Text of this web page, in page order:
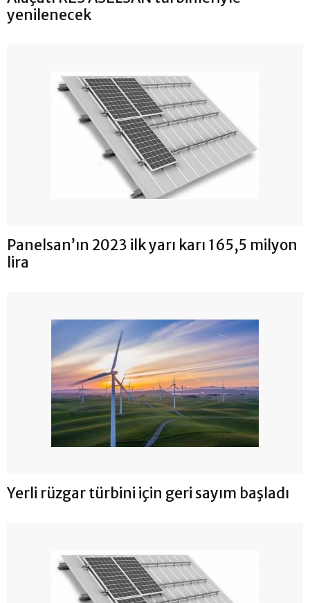
yenilenecek
Panelsan’ın 2023 ilk yarı karı 165,5 milyon
lira
Yerli rüzgar türbini için geri sayım başladı